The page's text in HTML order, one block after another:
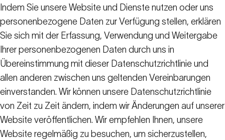
Indem Sie unsere Website und Dienste nutzen oder uns
personenbezogene Daten zur Verfügung stellen, erklären
Sie sich mit der Erfassung, Verwendung und Weitergabe
Ihrer personenbezogenen Daten durch uns in
Übereinstimmung mit dieser Datenschutzrichtlinie und
allen anderen zwischen uns geltenden Vereinbarungen
einverstanden. Wir können unsere Datenschutzrichtlinie
von Zeit zu Zeit ändern, indem wir Änderungen auf unserer
Website veröffentlichen. Wir empfehlen Ihnen, unsere
Website regelmäßig zu besuchen, um sicherzustellen,